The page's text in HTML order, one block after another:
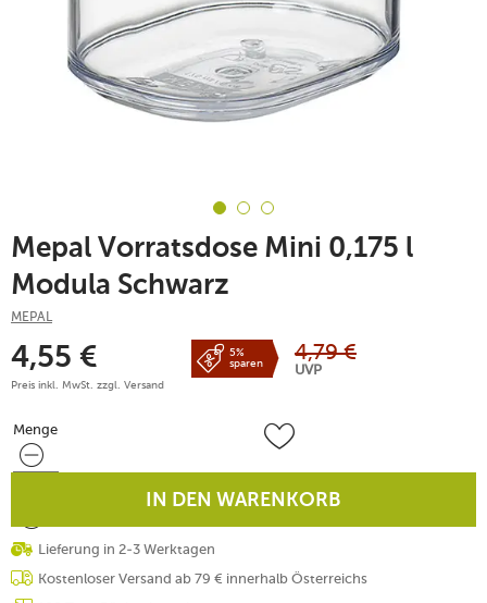
Mepal Vorratsdose Mini 0,175 l
Modula Schwarz
MEPAL
4,55 €
Preis inkl. MwSt. zzgl. Versand
5%
sparen
4,79 €
UVP
Menge
Menge
IN DEN WARENKORB
Lieferung in 2-3 Werktagen
Kostenloser Versand ab 79 € innerhalb Österreichs